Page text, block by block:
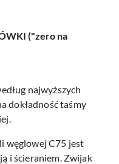
("zero na
najwyższych
dokładność taśmy
węglowej C75 jest
i ścieraniem. Zwijak